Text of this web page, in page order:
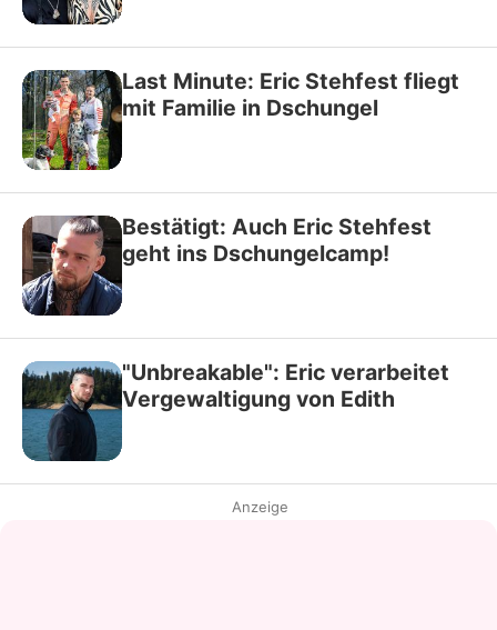
Last Minute: Eric Stehfest fliegt
mit Familie in Dschungel
Bestätigt: Auch Eric Stehfest
geht ins Dschungelcamp!
"Unbreakable": Eric verarbeitet
Vergewaltigung von Edith
Anzeige